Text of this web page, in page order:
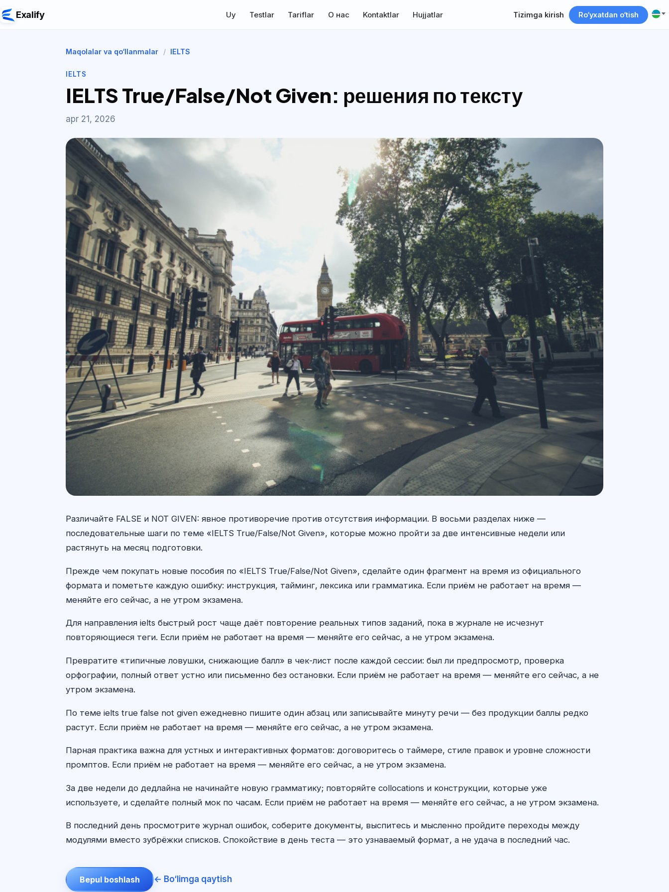
Exalify Uy Testlar Tariflar О нас Kontaktlar Hujjatlar Tizimga kirish Ro‘yxatdan o‘tish
Maqolalar va qo‘llanmalar / IELTS
IELTS
IELTS True/False/Not Given: решения по тексту
apr 21, 2026
Различайте FALSE и NOT GIVEN: явное противоречие против отсутствия информации. В восьми разделах ниже —
последовательные шаги по теме «IELTS True/False/Not Given», которые можно пройти за две интенсивные недели или
растянуть на месяц подготовки.
Прежде чем покупать новые пособия по «IELTS True/False/Not Given», сделайте один фрагмент на время из официального
формата и пометьте каждую ошибку: инструкция, тайминг, лексика или грамматика. Если приём не работает на время —
меняйте его сейчас, а не утром экзамена.
Для направления ielts быстрый рост чаще даёт повторение реальных типов заданий, пока в журнале не исчезнут
повторяющиеся теги. Если приём не работает на время — меняйте его сейчас, а не утром экзамена.
Превратите «типичные ловушки, снижающие балл» в чек-лист после каждой сессии: был ли предпросмотр, проверка
орфографии, полный ответ устно или письменно без остановки. Если приём не работает на время — меняйте его сейчас, а не
утром экзамена.
По теме ielts true false not given ежедневно пишите один абзац или записывайте минуту речи — без продукции баллы редко
растут. Если приём не работает на время — меняйте его сейчас, а не утром экзамена.
Парная практика важна для устных и интерактивных форматов: договоритесь о таймере, стиле правок и уровне сложности
промптов. Если приём не работает на время — меняйте его сейчас, а не утром экзамена.
За две недели до дедлайна не начинайте новую грамматику; повторяйте collocations и конструкции, которые уже
используете, и сделайте полный мок по часам. Если приём не работает на время — меняйте его сейчас, а не утром экзамена.
В последний день просмотрите журнал ошибок, соберите документы, выспитесь и мысленно пройдите переходы между
модулями вместо зубрёжки списков. Спокойствие в день теста — это узнаваемый формат, а не удача в последний час.
Bepul boshlash ← Bo‘limga qaytish